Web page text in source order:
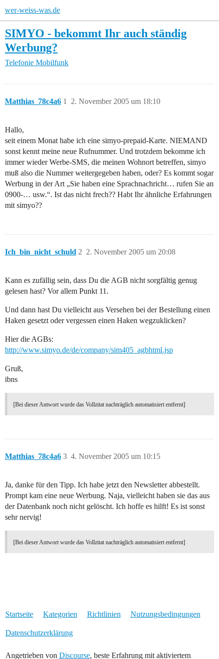
wer-weiss-was.de
SIMYO - bekommt Ihr auch ständig
Werbung?
Telefonie Mobilfunk
Matthias_78c4a6 2. November 2005 um 18:10
1
Hallo,
seit einem Monat habe ich eine simyo-prepaid-Karte. NIEMAND
sonst kennt meine neue Rufnummer. Und trotzdem bekomme ich
immer wieder Werbe-SMS, die meinen Wohnort betreffen, simyo
muß also die Nummer weitergegeben haben, oder? Es kommt sogar
Werbung in der Art „Sie haben eine Sprachnachricht… rufen Sie an
0900-… usw.“. Ist das nicht frech?? Habt Ihr ähnliche Erfahrungen
mit simyo??
Ich_bin_nicht_schuld 2. November 2005 um 20:08
2
Kann es zufällig sein, dass Du die AGB nicht sorgfältig genug
gelesen hast? Vor allem Punkt 11.
Und dann hast Du vielleicht aus Versehen bei der Bestellung einen
Haken gesetzt oder vergessen einen Haken wegzuklicken?
Hier die AGBs:
http://www.simyo.de/de/company/sim405_agbhtml.jsp
Gruß,
ibns
[Bei dieser Antwort wurde das Vollzitat nachträglich automatisiert entfernt]
Matthias_78c4a6 4. November 2005 um 10:15
3
Ja, danke für den Tipp. Ich habe jetzt den Newsletter abbestellt.
Prompt kam eine neue Werbung. Naja, vielleicht haben sie das aus
der Datenbank noch nicht gelöscht. Ich hoffe es hilft! Es ist sonst
sehr nervig!
[Bei dieser Antwort wurde das Vollzitat nachträglich automatisiert entfernt]
Startseite Kategorien Richtlinien Nutzungsbedingungen
Datenschutzerklärung
Angetrieben von Discourse, beste Erfahrung mit aktiviertem